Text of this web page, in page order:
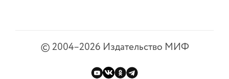
©2004–2026 Издательство МИФ